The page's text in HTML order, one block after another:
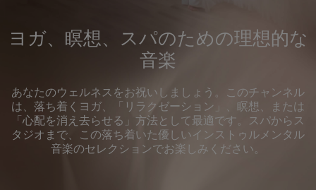
ヨガ、瞑想、スパのための理想的な
音楽
あなたのウェルネスをお祝いしましょう。このチャンネル
は、落ち着くヨガ、「リラクゼーション」、瞑想、または
「心配を消え去らせる」方法として最適です。スパからス
タジオまで、この落ち着いた優しいインストゥルメンタル
音楽のセレクションでお楽しみください。